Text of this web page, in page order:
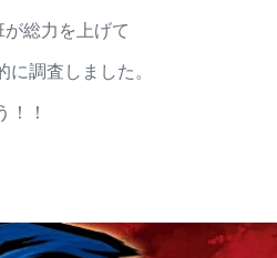
総力を上げて
調査しました。
！